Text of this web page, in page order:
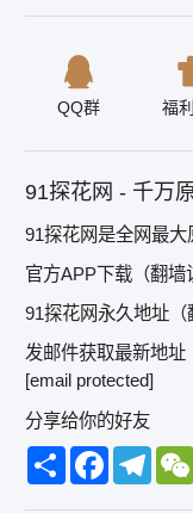
QQ群 福
91探花网 - 千万
91探花网是全网最
官方APP下载（翻墙
91探花网永久地址（
发邮件获取最新地址
[email protected]
分享给你的好友
Share FacebookTelegram